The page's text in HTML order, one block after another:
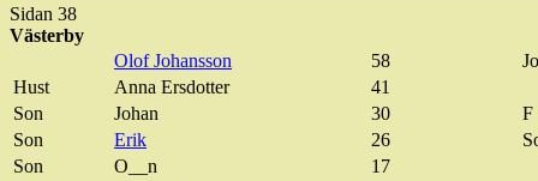
Sidan 38
Västerby
Olof Johansson
58
Hust
Anna Ersdotter
41
Son
Johan 30
F
Son
Erik 26
Son
O__n
17